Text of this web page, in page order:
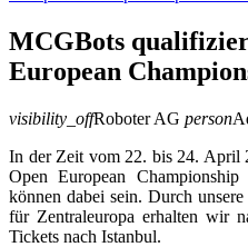
MCGBots
European
visibility_offRoboter AG person
­­In der Zeit vom 22. bis 24. April
Open European
können dabei sein. Durch
für Zentraleuropa erhalten wir
Tickets nach Istanbul.